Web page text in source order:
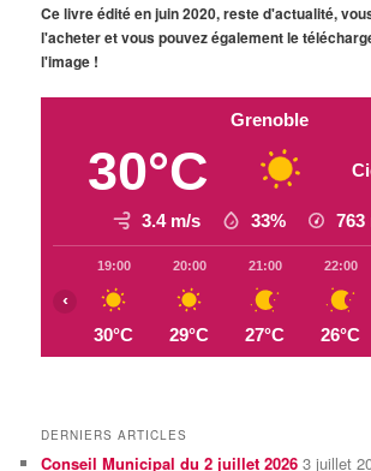
Ce livre édité en juin 2020, reste d'actualité,
l'acheter et vous pouvez également le
l'image !
Grenoble
30°C
3.4 m/s 33% 763
19:00
30°C
20:00
29°C
21:00
27°C
22:00
26°C
‹
DERNIERS ARTICLES
Conseil Municipal du 2 juillet 2026 3 juillet